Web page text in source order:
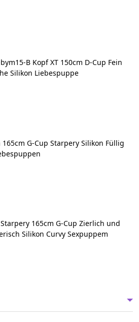
B Kopf XT 150cm D-Cup Fein
Silikon Liebespuppe
165cm G-Cup Starpery Silikon Füllig
165cm G-Cup Zierlich und
Silikon Curvy Sexpuppem